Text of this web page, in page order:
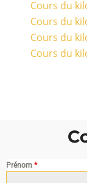
Cours du
Cours du
Cours du
Cours du
Prénom *